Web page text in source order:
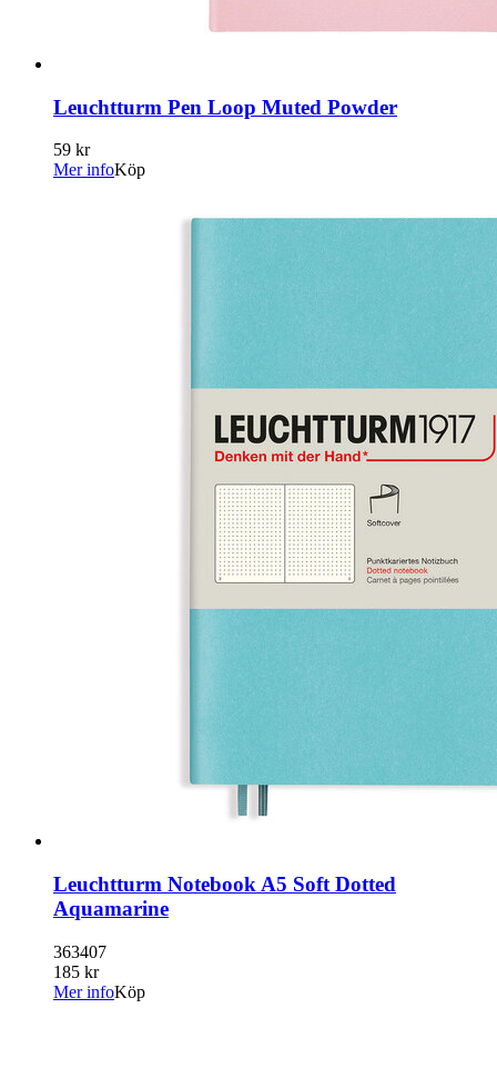
Leuchtturm Pen Loop Muted Powder
59 kr
Mer infoKöp
Leuchtturm Notebook A5 Soft Dotted
Aquamarine
363407
185 kr
Mer infoKöp